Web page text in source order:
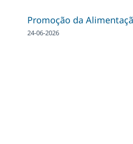
Promoção da
24-06-2026